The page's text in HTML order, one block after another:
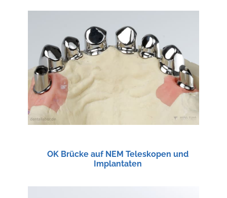
OK Brücke auf NEM Teleskopen und
Implantaten